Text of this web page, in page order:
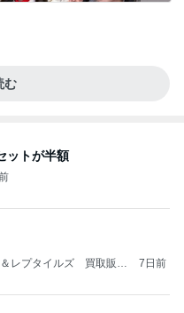
む
ットが半額
レプタイルズ 買取販売
7日前